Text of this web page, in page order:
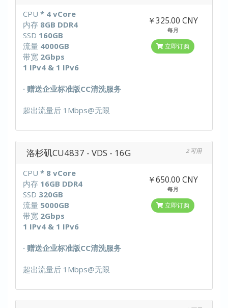
CPU * 4 vCore
内存 8GB DDR4
SSD 160GB
流量 4000GB
带宽 2Gbps
1 IPv4 & 1 IPv6
· 赠送企业标准版CC清洗服务
超出流量后 1Mbps@无限
￥325.00 CNY
每月
立即订购
洛杉矶CU4837 - VDS - 16G 2 可用
CPU * 8 vCore
内存 16GB DDR4
SSD 320GB
流量 5000GB
带宽 2Gbps
1 IPv4 & 1 IPv6
· 赠送企业标准版CC清洗服务
超出流量后 1Mbps@无限
￥650.00 CNY
每月
立即订购